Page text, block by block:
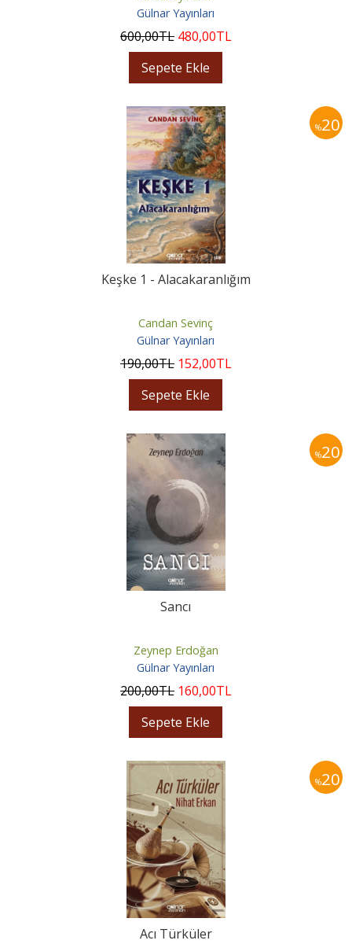
Gülnar Yayınları
600,00TL 480,00TL
Sepete Ekle
%20
Keşke 1 - Alacakaranlığım
Candan Sevinç
Gülnar Yayınları
190,00TL 152,00TL
Sepete Ekle
%20
Sancı
Zeynep Erdoğan
Gülnar Yayınları
200,00TL 160,00TL
Sepete Ekle
%20
Acı Türküler